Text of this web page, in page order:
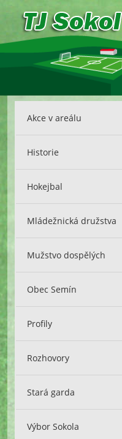
Akce v areálu
Historie
Hokejbal
Mládežnická družstva
Mužstvo dospělých
Obec Semín
Profily
Rozhovory
Stará garda
Výbor Sokola